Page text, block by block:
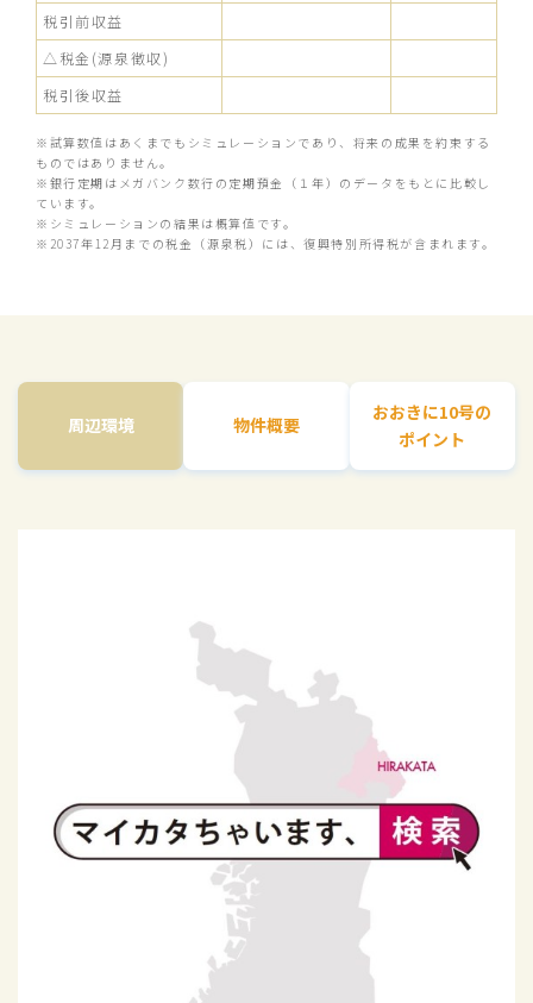
税引前収益
△税金(源泉徴収)
税引後収益
※試算数値はあくまでもシミュレーションであり、将来の成果を約束する
ものではありません。
※銀行定期はメガバンク数行の定期預金（１年）のデータをもとに比較し
ています。
※シミュレーションの結果は概算値です。
※2037年12月までの税金（源泉税）には、復興特別所得税が含まれます。
周辺環境 物件概要
おおきに10号の
ポイント